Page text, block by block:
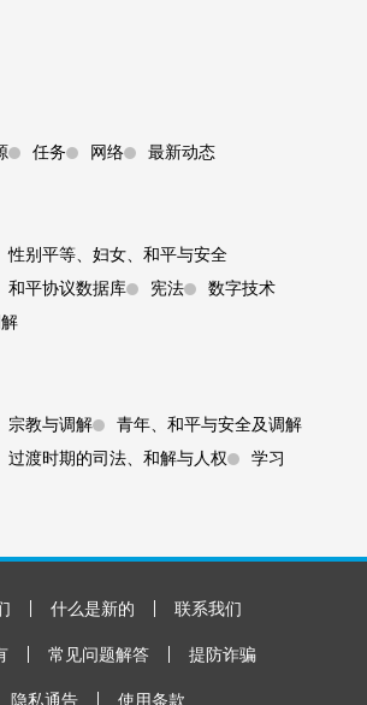
任务 网络 最新动态
性别平等、妇女、和平与安全
和平协议数据库 宪法
数字技术
宗教与调解
青年、和平与安全及调解
过渡时期的司法、和解与人权 学习
什么是新的 联系我们
常见问题解答 提防诈骗
隐私通告 使用条款